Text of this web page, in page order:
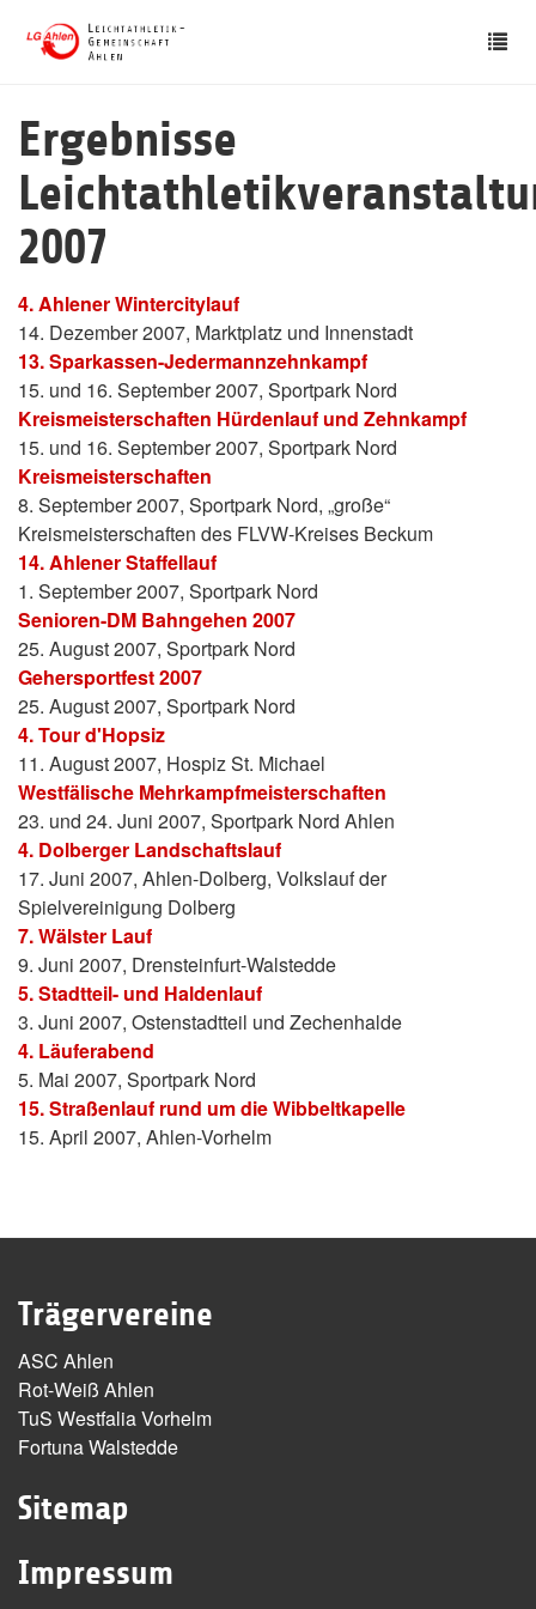
Ergebnisse
2007
4. Ahlener Wintercitylauf
14. Dezember 2007, Marktplatz und Innenstadt
13. Sparkassen-Jedermannzehnkampf
15. und 16. September 2007, Sportpark Nord
Kreismeisterschaften Hürdenlauf und Zehnkampf
15. und 16. September 2007, Sportpark Nord
Kreismeisterschaften
8. September 2007, Sportpark Nord, „große“
Kreismeisterschaften des FLVW-Kreises Beckum
14. Ahlener Staffellauf
1. September 2007, Sportpark Nord
Senioren-DM Bahngehen 2007
25. August 2007, Sportpark Nord
Gehersportfest 2007
25. August 2007, Sportpark Nord
4. Tour d'Hopsiz
11. August 2007, Hospiz St. Michael
Westfälische Mehrkampfmeisterschaften
23. und 24. Juni 2007, Sportpark Nord Ahlen
4. Dolberger Landschaftslauf
17. Juni 2007, Ahlen-Dolberg, Volkslauf der
Spielvereinigung Dolberg
7. Wälster Lauf
9. Juni 2007, Drensteinfurt-Walstedde
5. Stadtteil- und Haldenlauf
3. Juni 2007, Ostenstadtteil und Zechenhalde
4. Läuferabend
5. Mai 2007, Sportpark Nord
15. Straßenlauf rund um die Wibbeltkapelle
15. April 2007, Ahlen-Vorhelm
Trägervereine
ASC Ahlen
Rot-Weiß Ahlen
TuS Westfalia Vorhelm
Fortuna Walstedde
Sitemap
Impressum